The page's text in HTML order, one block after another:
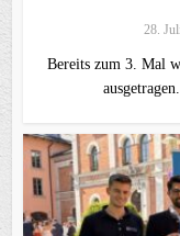
28.
Bereits zum 3. Mal